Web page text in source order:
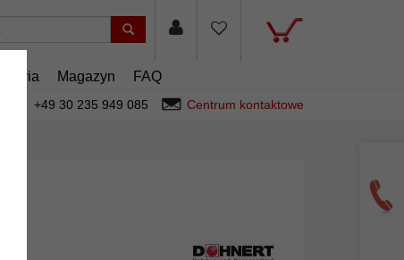
Magazyn FAQ
+49 30 235 949 085 Centrum kontaktowe